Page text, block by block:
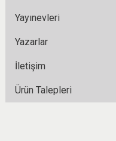
Yayınevleri
Yazarlar
İletişim
Ürün Talepleri